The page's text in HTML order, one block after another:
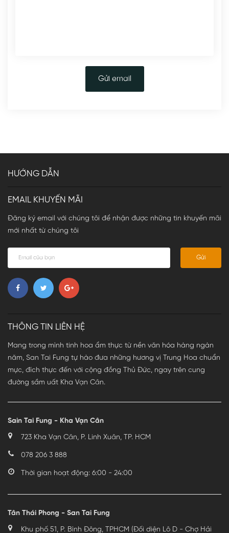
Gửi email
HƯỚNG DẪN
EMAIL KHUYẾN MÃI
Đăng ký email với chúng tôi để nhận được những tin khuyến mãi
mới nhất từ chúng tôi
Gửi
THÔNG TIN LIÊN HỆ
Mang trong mình tinh hoa ẩm thực từ nền văn hóa hàng ngàn
năm, San Tai Fung tự hào đưa những hương vị Trung Hoa chuẩn
mực, đích thực đến với cộng đồng Thủ Đức, ngay trên cung
đường sầm uất Kha Vạn Cân.
Sain Tai Fung - Kha Vạn Cân
723 Kha Vạn Cân, P. Linh Xuân, TP. HCM
078 206 3 888
Thời gian hoạt động: 6:00 - 24:00
Tân Thái Phong - San Tai Fung
Khu phố 51, P. Bình Đông, TPHCM (Đối diện Lô D - Chợ Hải